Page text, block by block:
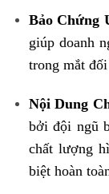
Bảo Chứng
giúp doanh
trong mắt
Nội Dung
bởi đội ngũ
chất lượng
biệt hoàn